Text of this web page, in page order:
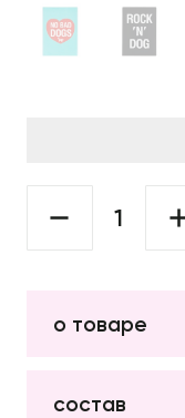
о товаре
состав